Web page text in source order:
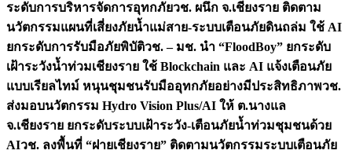
ระดับการบริหารจัดการอุทกภัยวช. ผนึก จ.เชียงราย ติดตาม
นวัตกรรมแผนที่เสี่ยงภัยน้ำแม่สาย-ระบบเตือนภัยดินถล่ม ใช้ AI
ยกระดับการรับมือภัยพิบัติวช. – มช. นำ “FloodBoy” ยกระดับ
เฝ้าระวังน้ำท่วมเชียงราย ใช้ Blockchain และ AI แจ้งเตือนภัย
แบบเรียลไทม์ หนุนชุมชนรับมืออุทกภัยอย่างมีประสิทธิภาพวช.
ส่งมอบนวัตกรรม Hydro Vision Plus/AI ให้ ต.นางแล
จ.เชียงราย ยกระดับระบบเฝ้าระวัง-เตือนภัยน้ำท่วมชุมชนด้วย
AIวช. ลงพื้นที่ “ฝายเชียงราย” ติดตามนวัตกรรมระบบเตือนภัย